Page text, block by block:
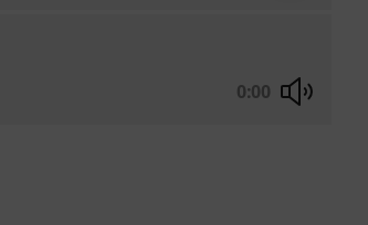
0:00